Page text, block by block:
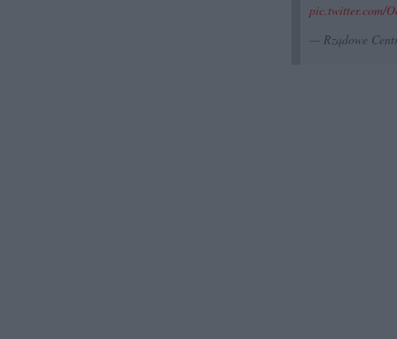
pic.twitter.com/
— Rządowe